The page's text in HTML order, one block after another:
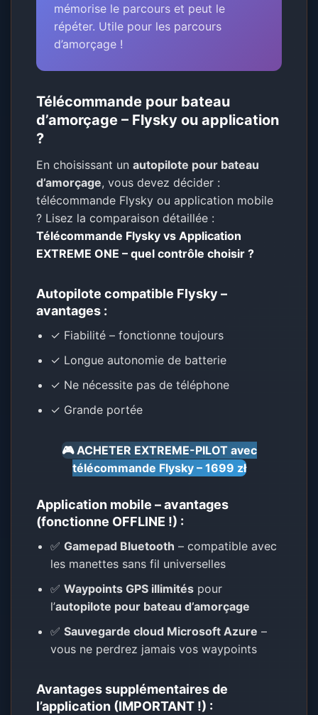
mémorise le parcours et peut le
répéter. Utile pour les parcours
d’amorçage !
Télécommande pour bateau
d’amorçage – Flysky ou application
?
En choisissant unautopilote pour bateau
d’amorçage, vous devez décider :
télécommande Flysky ou application mobile
? Lisez la comparaison détaillée :
Télécommande Flysky vs Application
EXTREME ONE – quel contrôle choisir ?
Autopilote compatible Flysky –
avantages :
✓ Fiabilité – fonctionne toujours
✓ Longue autonomie de batterie
✓ Ne nécessite pas de téléphone
✓ Grande portée
🎮 ACHETER EXTREME-PILOT avec
télécommande Flysky – 1699 zł
Application mobile – avantages
(fonctionne OFFLINE !) :
✅Gamepad Bluetooth – compatible avec
les manettes sans fil universelles
✅Waypoints GPS illimités pour
l’autopilote pour bateau d’amorçage
✅Sauvegarde cloud Microsoft Azure –
vous ne perdrez jamais vos waypoints
Avantages supplémentaires de
l’application (IMPORTANT !) :